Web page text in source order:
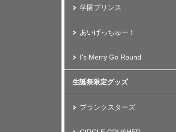
学園プリンス
あいげっちゅー！
I's Merry Go Round
生誕祭限定グッズ
プランクスターズ